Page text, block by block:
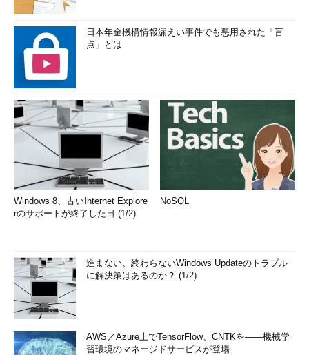
日本年金機構情報漏えい事件でも悪用された「盲
点」とは
Windows 8、古いInternet Explore
rのサポートが終了した日 (1/2)
NoSQL
進まない、終わらないWindows Updateのトラブル
に解決策はあるのか？ (1/2)
AWS／Azure上でTensorFlow、CNTKを――機械学
習環境のマネージドサービスが登場